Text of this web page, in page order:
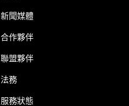
新聞媒體
合作夥伴
聯盟夥伴
法務
服務狀態